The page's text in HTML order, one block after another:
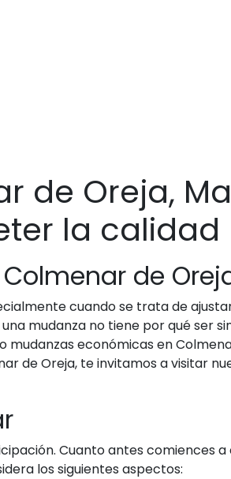
de Oreja,
la calidad
de
cuando se trata de
mudanza no tiene por qué ser
económicas en
de Oreja, te invitamos a visitar
Cuanto antes comiences
los siguientes aspectos: